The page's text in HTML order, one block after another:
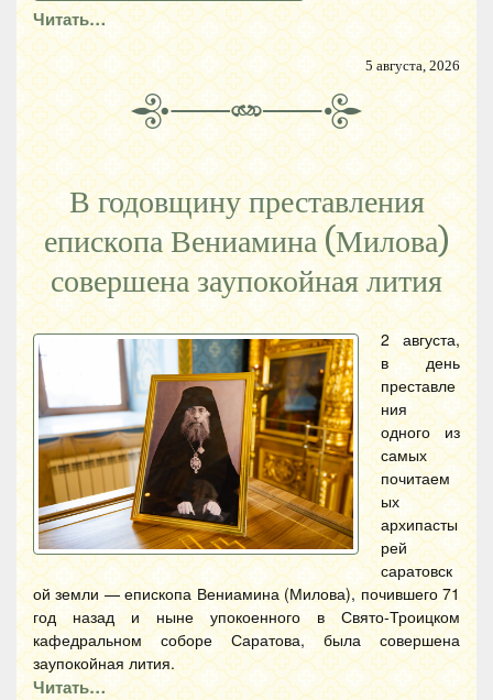
Читать…
5 августа, 2026
В годовщину преставления
епископа Вениамина (Милова)
совершена заупокойная лития
2 августа,
в день
преставле
ния
одного из
самых
почитаем
ых
архипасты
рей
саратовск
ой земли — епископа Вениамина (Милова), почившего 71
год назад и ныне упокоенного в Свято-Троицком
кафедральном соборе Саратова, была совершена
заупокойная лития.
Читать…